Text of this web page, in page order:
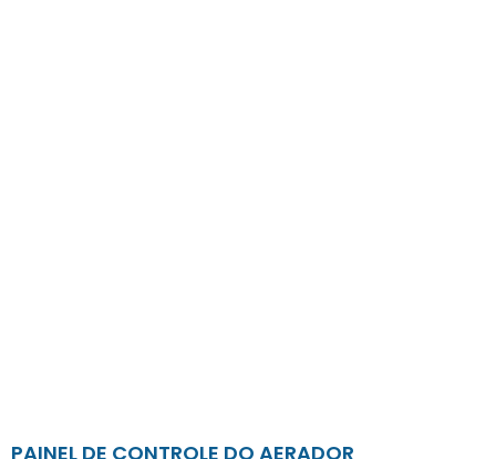
PAINEL DE CONTROLE DO AERADOR